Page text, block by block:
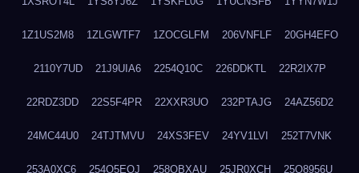
1Z1US2M8 1ZLGWTF7 1ZOCGLFM 206VNFLF 20GH4EFO
2110Y7UD 21J9UIA6 2254Q10C 226DDKTL 22R2IX7P
22RDZ3DD 22S5F4PR 22XXR3UO 232PTAJG 24AZ56D2
24MC44U0 24TJTMVU 24XS3FEV 24YV1LVI 252T7VNK
253A0XC6 254O5EQJ 258OBXAU 25JR0XCH 25Q8956U